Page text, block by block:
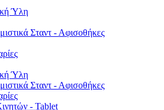
Ύλη
Σταντ - Αφισοθήκες
Ύλη
Σταντ - Αφισοθήκες
- Tablet